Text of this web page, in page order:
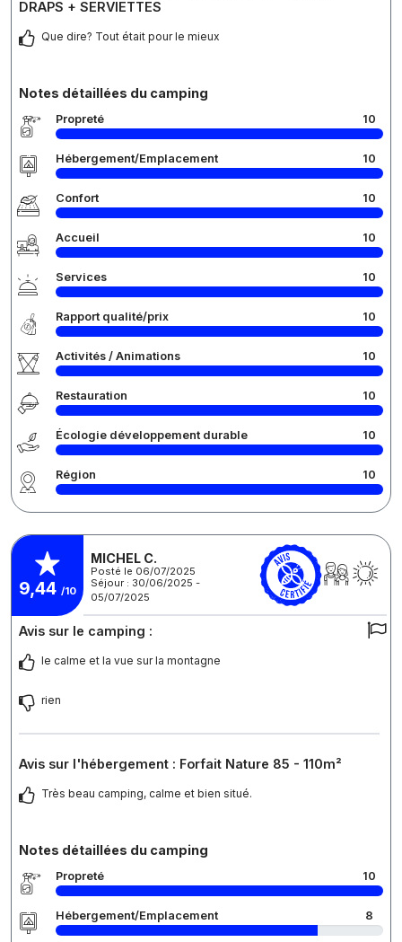
DRAPS + SERVIETTES
Que dire? Tout était pour le mieux
Notes détaillées du camping
Propreté 10
Hébergement/Emplacement 10
Confort 10
Accueil 10
Services 10
Rapport qualité/prix 10
Activités / Animations 10
Restauration 10
Écologie développement durable 10
Région 10
9,44 /10
MICHEL C.
Posté le 06/07/2025
Séjour : 30/06/2025 -
05/07/2025
Avis sur le camping :
le calme et la vue sur la montagne
rien
Avis sur l'hébergement : Forfait Nature 85 - 110m²
Très beau camping, calme et bien situé.
Notes détaillées du camping
Propreté 10
Hébergement/Emplacement 8